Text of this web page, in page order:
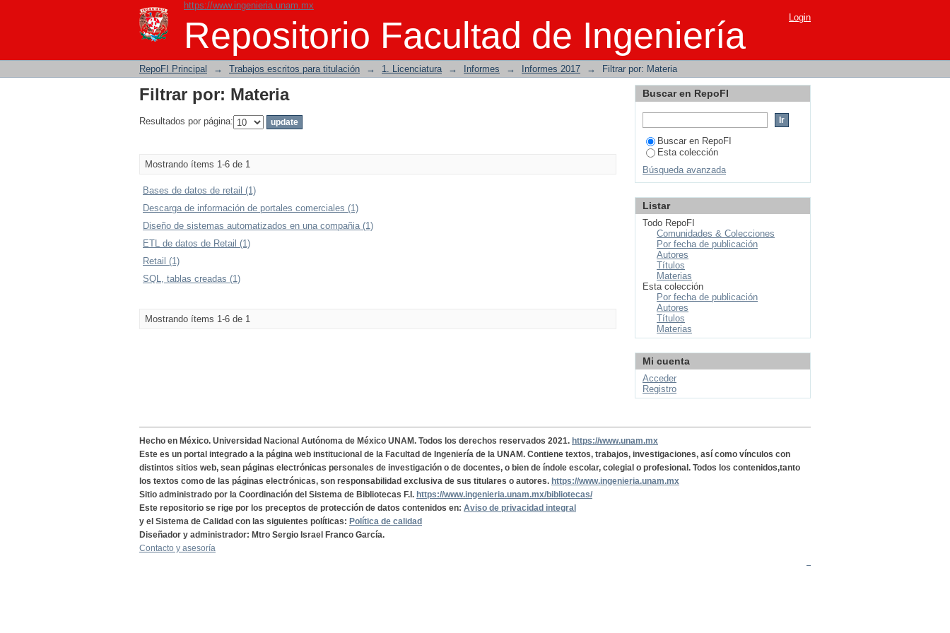
https://www.ingenieria.unam.mx
Repositorio Facultad de Ingeniería
Filtrar por: Materia Login
RepoFI Principal → Trabajos escritos para titulación → 1. Licenciatura → Informes → Informes 2017 → Filtrar por: Materia
Filtrar por: Materia
Resultados por página:
Mostrando ítems 1-6 de 1
Bases de datos de retail (1)
Descarga de información de portales comerciales (1)
Diseño de sistemas automatizados en una compañia (1)
ETL de datos de Retail (1)
Retail (1)
SQL, tablas creadas (1)
Mostrando ítems 1-6 de 1
Buscar en RepoFI
Buscar en RepoFI
Esta colección
Búsqueda avanzada
Listar
Todo RepoFI
Comunidades & Colecciones
Por fecha de publicación
Autores
Títulos
Materias
Esta colección
Por fecha de publicación
Autores
Títulos
Materias
Mi cuenta
Acceder
Registro
Hecho en México. Universidad Nacional Autónoma de México UNAM. Todos los derechos reservados 2021. https://www.unam.mx
Este es un portal integrado a la página web institucional de la Facultad de Ingeniería de la UNAM. Contiene textos, trabajos, investigaciones, así como vínculos con
distintos sitios web, sean páginas electrónicas personales de investigación o de docentes, o bien de índole escolar, colegial o profesional. Todos los contenidos,tanto
los textos como de las páginas electrónicas, son responsabilidad exclusiva de sus titulares o autores. https://www.ingenieria.unam.mx
Sitio administrado por la Coordinación del Sistema de Bibliotecas F.I. https://www.ingenieria.unam.mx/bibliotecas/
Este repositorio se rige por los preceptos de protección de datos contenidos en: Aviso de privacidad integral
y el Sistema de Calidad con las siguientes políticas: Política de calidad
Diseñador y administrador: Mtro Sergio Israel Franco García.
Contacto y asesoría